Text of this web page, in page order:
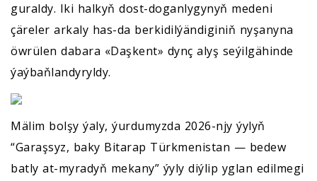
guraldy. Iki halkyň dost-doganlygynyň medeni
çäreler arkaly has-da berkidilýändiginiň nyşanyna
öwrülen dabara «Daşkent» dynç alyş seýilgähinde
ýaýbaňlandyryldy.
Mälim bolşy ýaly, ýurdumyzda 2026-njy ýylyň
“Garaşsyz, baky Bitarap Türkmenistan — bedew
batly at-myradyň mekany” ýyly diýlip yglan edilmegi